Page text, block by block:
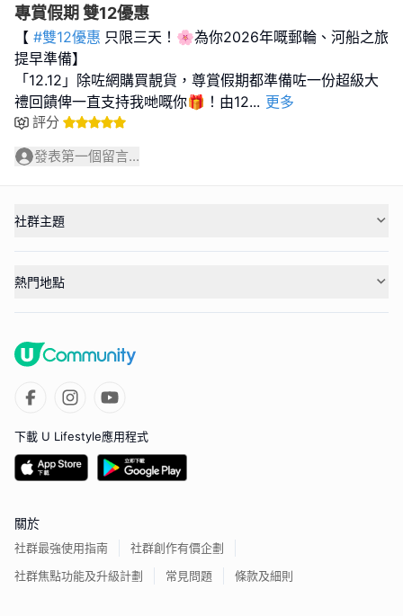
專賞假期 雙12優惠
【 #雙12優惠 只限三天！🌸為你2026年嘅郵輪、河船之旅
提早準備】
「12.12」除咗網購買靚貨，尊賞假期都準備咗一份超級大
禮回饋俾一直支持我哋嘅你🎁！由12... 更多
評分
發表第一個留言...
社群主題
熱門地點
下載 U Lifestyle應用程式
關於
社群最強使用指南
社群創作有價企劃
社群焦點功能及升級計劃
常見問題 條款及細則